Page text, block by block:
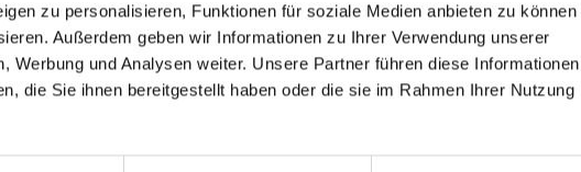
zu personalisieren, Funktionen für soziale Medien anbieten zu können
Außerdem geben wir Informationen zu Ihrer Verwendung unserer
Werbung und Analysen weiter. Unsere Partner führen diese Informationen
die Sie ihnen bereitgestellt haben oder die sie im Rahmen Ihrer Nutzung
WIR SIND GERNE FÜR SIE DA.
E-MAIL ODER NUTZEN SIE UNSER